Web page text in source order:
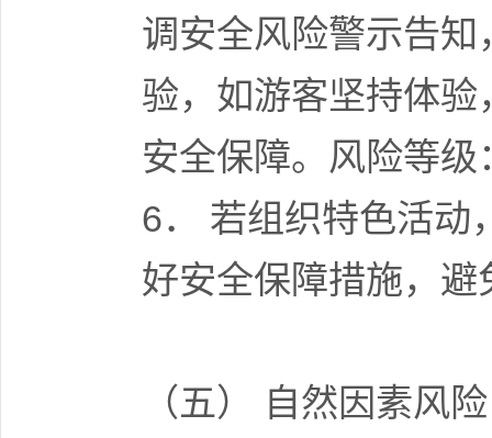
调安全风险警示告
验，如游客坚持体
安全保障。风险等级
6． 若组织特色活动
好安全保障措施，
（五） 自然因素风险